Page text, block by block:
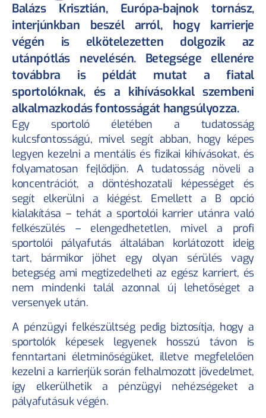
Balázs Krisztián, Európa-bajnok tornász,
interjúnkban beszél arról, hogy karrierje
végén is elkötelezetten dolgozik az
utánpótlás nevelésén. Betegsége ellenére
továbbra is példát mutat a fiatal
sportolóknak, és a kihívásokkal szembeni
alkalmazkodás fontosságát hangsúlyozza.
Egy sportoló életében a tudatosság
kulcsfontosságú, mivel segít abban, hogy képes
legyen kezelni a mentális és fizikai kihívásokat, és
folyamatosan fejlődjön. A tudatosság növeli a
koncentrációt, a döntéshozatali képességet és
segít elkerülni a kiégést. Emellett a B opció
kialakítása – tehát a sportolói karrier utánra való
felkészülés – elengedhetetlen, mivel a profi
sportolói pályafutás általában korlátozott ideig
tart, bármikor jöhet egy olyan sérülés vagy
betegség ami megtizedelheti az egész karriert, és
nem mindenki talál azonnal új lehetőséget a
versenyek után.
A pénzügyi felkészültség pedig biztosítja, hogy a
sportolók képesek legyenek hosszú távon is
fenntartani életminőségüket, illetve megfelelően
kezelni a karrierjük során felhalmozott jövedelmet,
így elkerülhetik a pénzügyi nehézségeket a
pályafutásuk végén.